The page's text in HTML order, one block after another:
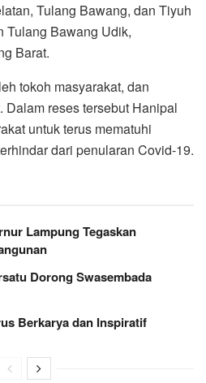
Tulang Bawang, dan Tiyuh
Tulang Bawang Udik,
Barat.
tokoh masyarakat, dan
Dalam reses tersebut Hanipal
untuk terus mematuhi
dari penularan Covid-19.
Lampung Tegaskan
Dorong Swasembada
Berkarya dan Inspiratif